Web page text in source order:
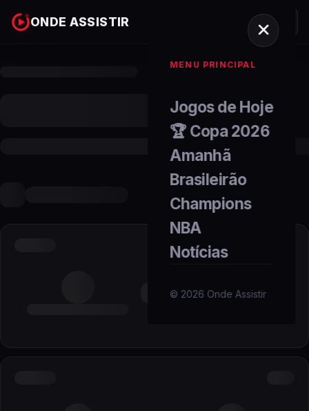
ONDE ASSISTIR
MENU PRINCIPAL
Jogos de Hoje
🏆 Copa 2026
Amanhã
Brasileirão
Champions
NBA
Notícias
© 2026 Onde Assistir